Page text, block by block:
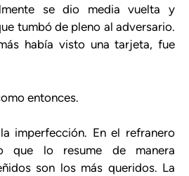
se dio media vuelta y
tumbó de pleno al adversario.
había visto una tarjeta, fue
entonces.
imperfección. En el refranero
que lo resume de manera
son los más queridos. La